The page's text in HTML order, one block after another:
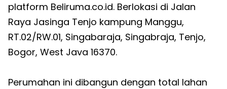
platform Beliruma.co.id. Berlokasi di Jalan
Raya Jasinga Tenjo kampung Manggu,
RT.02/RW.01, Singabaraja, Singabraja, Tenjo,
Bogor, West Java 16370.
Perumahan ini dibangun dengan total lahan